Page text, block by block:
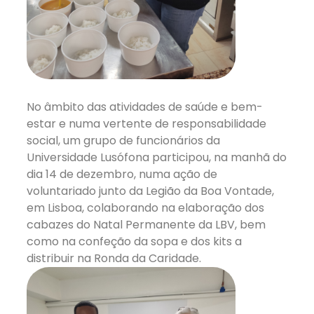
No âmbito das atividades de saúde e bem-
estar e numa vertente de responsabilidade
social, um grupo de funcionários da
Universidade Lusófona participou, na manhã do
dia 14 de dezembro, numa ação de
voluntariado junto da Legião da Boa Vontade,
em Lisboa, colaborando na elaboração dos
cabazes do Natal Permanente da LBV, bem
como na confeção da sopa e dos kits a
distribuir na Ronda da Caridade.